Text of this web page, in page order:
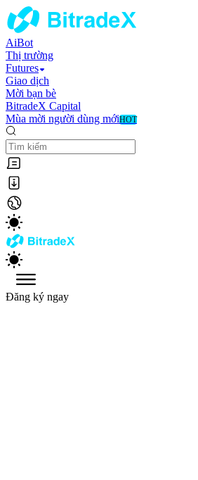
AiBot
Thị trường
Futures
Giao dịch
Mời bạn bè
BitradeX Capital
Mùa mời người dùng mớiHOT
Đăng ký ngay